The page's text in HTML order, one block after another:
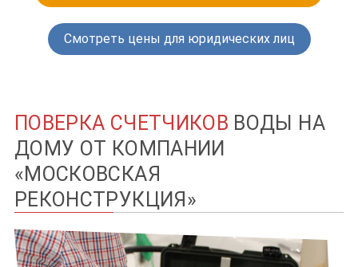
Смотреть цены для юридических лиц
ПОВЕРКА СЧЕТЧИКОВ ВОДЫ НА
ДОМУ ОТ КОМПАНИИ
«МОСКОВСКАЯ
РЕКОНСТРУКЦИЯ»